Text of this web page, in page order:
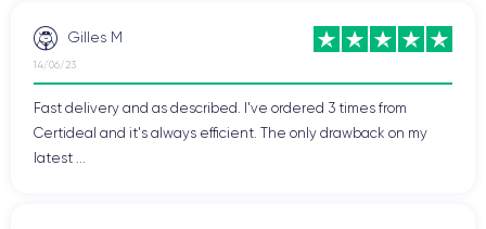
Gilles M
14/06/23
Fast delivery and as described. I've ordered 3 times from
Certideal and it's always efficient. The only drawback on my
latest ...